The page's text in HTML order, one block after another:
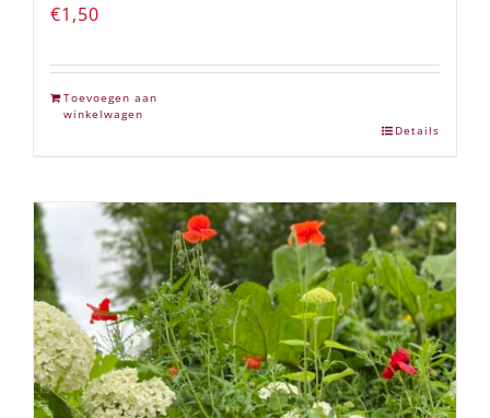
€1,50
Toevoegen aan
winkelwagen
Details